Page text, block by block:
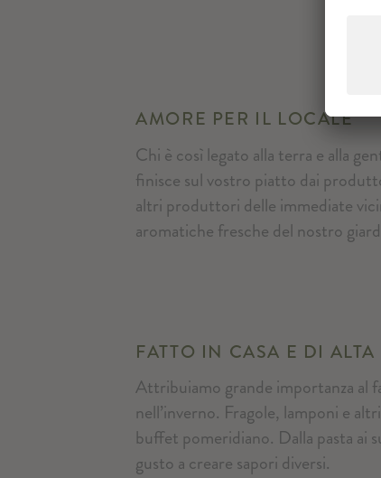
AMORE PER IL LOCALE
Chi è così legato alla terra e alla
finisce sul vostro piatto dai
altri produttori delle immediate
aromatiche fresche del nostro
FATTO IN CASA E DI
Attribuiamo grande importanza al
nell’inverno. Fragole, lamponi e
buffet pomeridiano. Dalla pasta ai
gusto a creare sapori diversi.